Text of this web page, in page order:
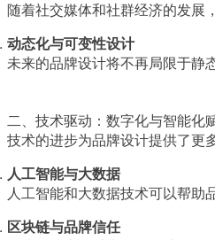
随着社交媒体和社群经济的发展
动态化与可变性设计
未来的品牌设计将不再局限于静
二、技术驱动：数字化与智能化
技术的进步为品牌设计提供了更
人工智能与大数据
人工智能和大数据技术可以帮助
区块链与品牌信任